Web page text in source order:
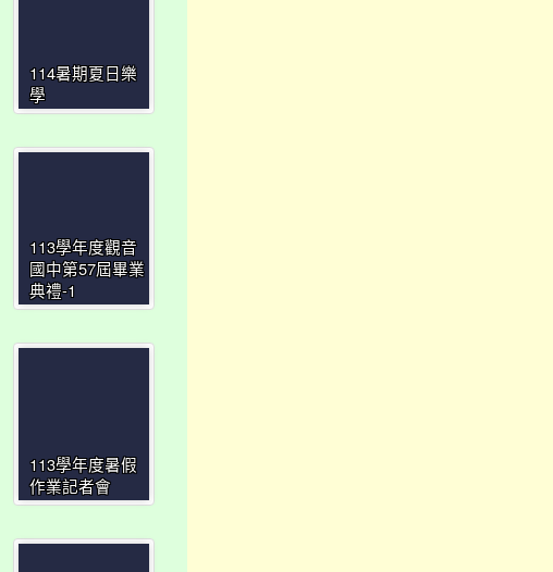
114暑期夏日樂
學
113學年度觀音
國中第57屆畢業
典禮-1
113學年度暑假
作業記者會